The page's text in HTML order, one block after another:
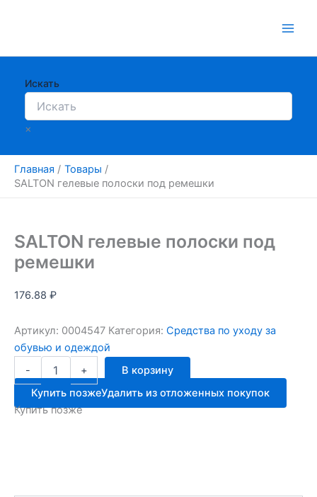
Искать
×
Главная
Товары
SALTON гелевые полоски под ремешки
SALTON гелевые полоски под
ремешки
176.88 ₽
Артикул: 0004547 Категория: Средства по уходу за
обувью и одеждой
-
Количество
товара
SALTON
гелевые
полоски
+
В корзину
Купить позжеУдалить из отложенных покупок
Купить позже